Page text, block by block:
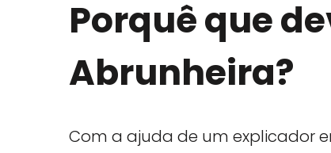
Porquê que
Abrunheira?
Com a ajuda de um explicador